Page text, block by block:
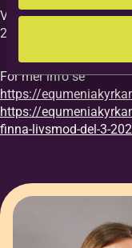
Vi vill ha din anmälan
27/8.
För mer info se
https://
https://
finna-livsmod-del-3-